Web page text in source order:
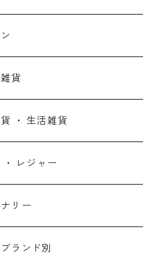
ル
ィック・フォー
ダー
魔法のキス
の海
グ
ート
ューンズ
ル
ィー・バーベキュー雑貨
プラッシュドール
・ 貯金箱
ズル
本
シール
ンバッジ
グ
レット
ソックス
貨
ト
デコレーション
ライト
・ 生活雑貨
ズ
グラス ・ タンブラー
ト ・ ボウル
レジャー
リー
・ボールペン
ランド別